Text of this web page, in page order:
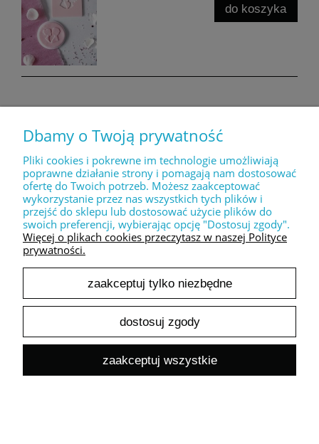
do koszyka
Dekoracyjny stempel " Kwiatowe serce "
Cena netto:14,23 zł
do koszyka
Dekoracyjny stempel " Wesołego Alleluja + królik "
Cena netto:14,23 zł
do koszyka
Dbamy o Twoją prywatność
Pliki cookies i pokrewne im technologie umożliwiają
poprawne działanie strony i pomagają nam dostosować
ofertę do Twoich potrzeb. Możesz zaakceptować
wykorzystanie przez nas wszystkich tych plików i
przejść do sklepu lub dostosować użycie plików do
swoich preferencji, wybierając opcję "Dostosuj zgody".
Więcej o plikach cookies przeczytasz w naszej Polityce
prywatności.
zaakceptuj tylko niezbędne
dostosuj zgody
zaakceptuj wszystkie